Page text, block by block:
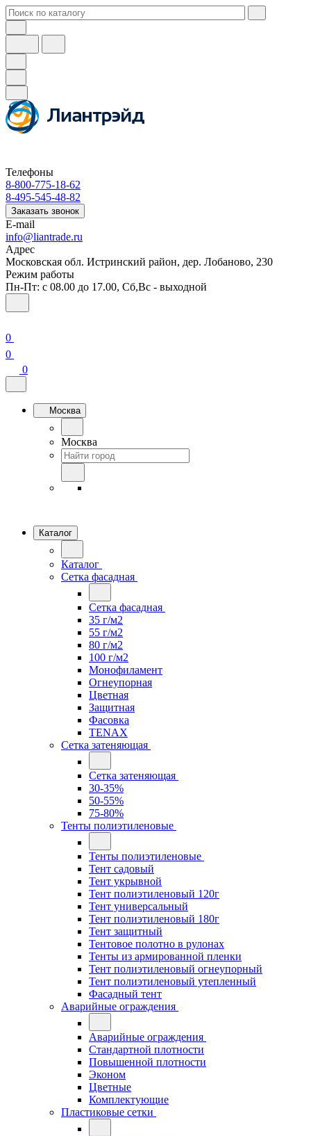
Телефоны
8-800-775-18-62
8-495-545-48-82
Заказать звонок
E-mail
info@liantrade.ru
Адрес
Московская обл. Истринский район, дер. Лобаново, 230
Режим работы
Пн-Пт: c 08.00 до 17.00, Cб,Вс - выходной
0
0
0
Москва
Москва
Каталог
Каталог
Сетка фасадная
Сетка фасадная
35 г/м2
55 г/м2
80 г/м2
100 г/м2
Монофиламент
Огнеупорная
Цветная
Защитная
Фасовка
TENAX
Сетка затеняющая
Сетка затеняющая
30-35%
50-55%
75-80%
Тенты полиэтиленовые
Тенты полиэтиленовые
Тент садовый
Тент укрывной
Тент полиэтиленовый 120г
Тент универсальный
Тент полиэтиленовый 180г
Тент защитный
Тентовое полотно в рулонах
Тенты из армированной пленки
Тент полиэтиленовый огнеупорный
Тент полиэтиленовый утепленный
Фасадный тент
Аварийные ограждения
Аварийные ограждения
Стандартной плотности
Повышенной плотности
Эконом
Цветные
Комплектующие
Пластиковые сетки